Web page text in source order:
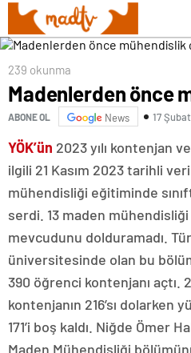
239 okunma
Madenlerden önce
ABONE OL News 17
YÖK’ün 2023 yılı kontenjan
ilgili 21 Kasım 2023 tarihli
mühendisliği eğitiminde
serdi. 13 maden
mevcudunu dolduramadı.
üniversitesinde olan bu
390 öğrenci kontenjanı açtı.
kontenjanın 216’sı dolarken
171’i boş kaldı. Niğde Ömer
Maden Mühendisliği